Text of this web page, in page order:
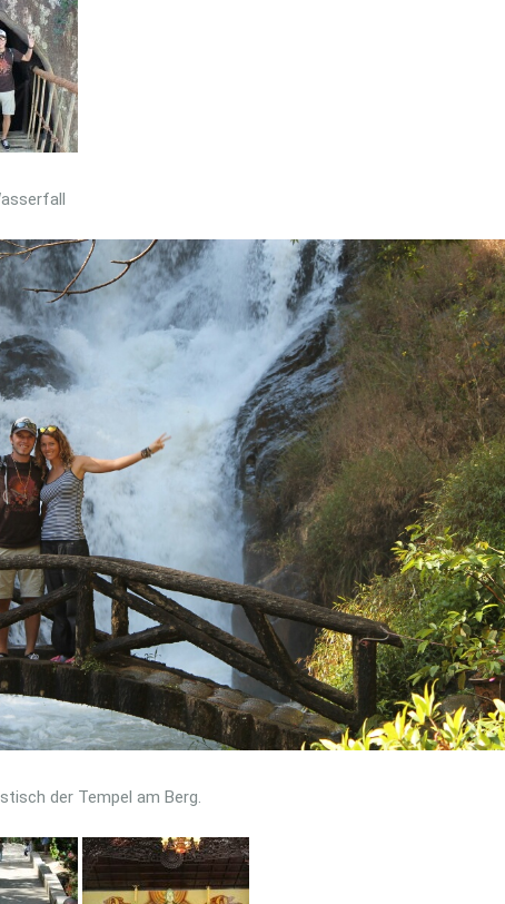
der Tempel am Berg.